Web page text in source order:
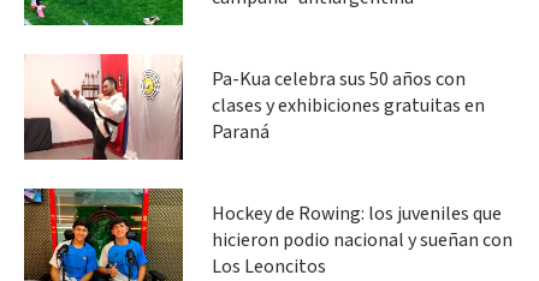
Pa-Kua celebra sus 50 años con
clases y exhibiciones gratuitas en
Paraná
Hockey de Rowing: los juveniles que
hicieron podio nacional y sueñan con
Los Leoncitos